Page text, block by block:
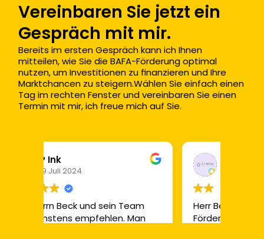
Vereinbaren Sie jetzt ein
Gespräch mit mir.
Bereits im ersten Gespräch kann ich Ihnen
mitteilen, wie Sie die BAFA-Förderung optimal
nutzen, um Investitionen zu finanzieren und Ihre
Marktchancen zu steigern.Wählen Sie einfach einen
Tag im rechten Fenster und vereinbaren Sie einen
Termin mit mir, ich freue mich auf Sie.